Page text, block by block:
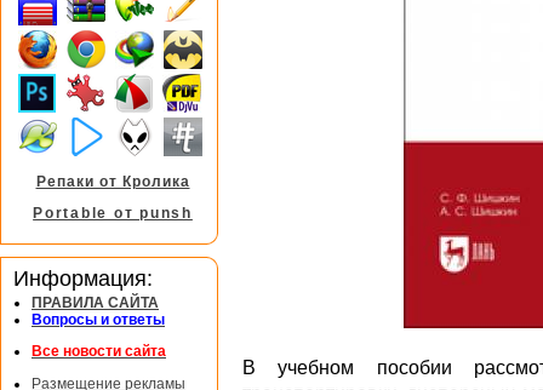
В учебном пособии
Репаки от Кролика
Portable от punsh
Информация:
ПРАВИЛА САЙТА
Вопросы и ответы
Все новости сайта
Размещение рекламы